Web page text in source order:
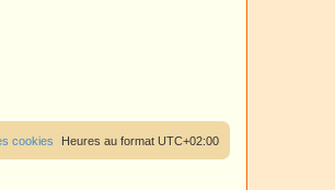
Heures au format UTC+02:00
cookies